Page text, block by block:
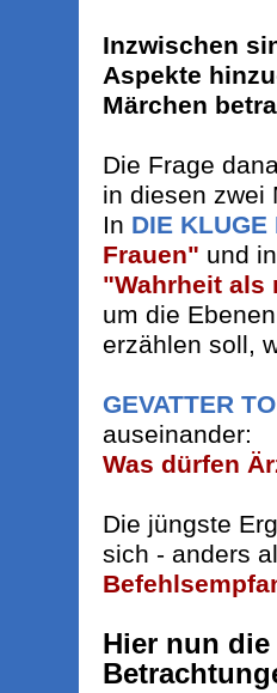
Inzwischen
Aspekte
Märchen
Die Frage
in diesen zwei
In DIE KLUGE
Frauen" und
"Wahrheit als
um die
erzählen soll,
GEVATTER
auseinander:
Was dürfen
Die jüngste
sich - anders
Hier nun